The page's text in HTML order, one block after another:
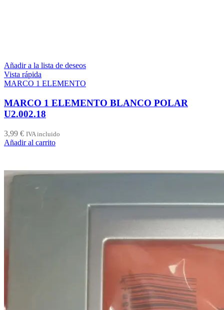
Añadir a la lista de deseos
Vista rápida
MARCO 1 ELEMENTO
MARCO 1 ELEMENTO BLANCO POLAR
U2.002.18
3,99 € IVA incluido
Añadir al carrito